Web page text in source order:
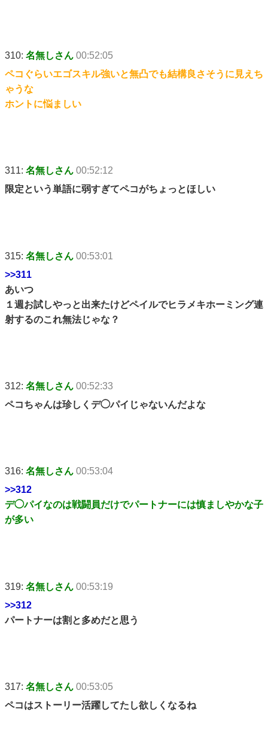
310: 名無しさん 00:52:05
ペコぐらいエゴスキル強いと無凸でも結構良さそうに見えち
ゃうな
ホントに悩ましい
311: 名無しさん 00:52:12
限定という単語に弱すぎてペコがちょっとほしい
315: 名無しさん 00:53:01
>>311
あいつ
１週お試しやっと出来たけどペイルでヒラメキホーミング連
射するのこれ無法じゃな？
312: 名無しさん 00:52:33
ペコちゃんは珍しくデ◯パイじゃないんだよな
316: 名無しさん 00:53:04
>>312
デ◯パイなのは戦闘員だけでパートナーには慎ましやかな子
が多い
319: 名無しさん 00:53:19
>>312
パートナーは割と多めだと思う
317: 名無しさん 00:53:05
ペコはストーリー活躍してたし欲しくなるね